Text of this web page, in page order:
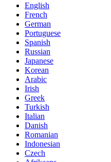
English
French
German
Portuguese
Spanish
Russian
Japanese
Korean
Arabic
Irish
Greek
Turkish
Italian
Danish
Romanian
Indonesian
Czech